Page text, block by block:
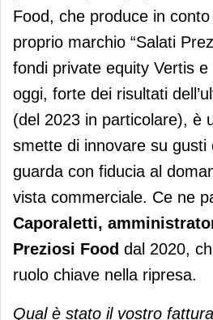
Food, che produce in
proprio marchio “Salati
fondi private equity Vertis
oggi, forte dei risultati
(del 2023 in particolare), è
smette di innovare su gusti
guarda con fiducia al
vista commerciale. Ce ne
Caporaletti,
Preziosi Food dal 2020,
ruolo chiave nella ripresa.
Qual è stato il vostro